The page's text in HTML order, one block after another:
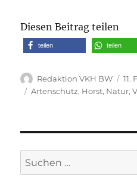
Diesen Beitrag teilen
teilen teilen
Autor
Redaktion VKH BW
am
11.
Schlagwörter
Artenschutz, Horst, Natur,
Suche
nach: